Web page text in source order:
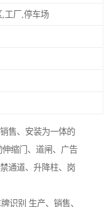
,工厂,停车场
售、安装为一体的
缩门、道闸、广告
通道、升降柱、岗
识别 生产、销售、